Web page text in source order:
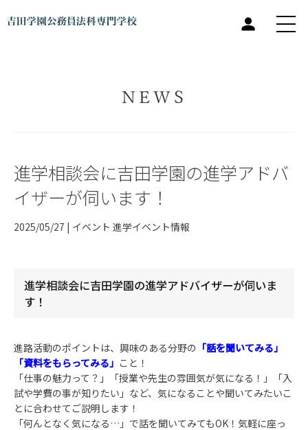
NEWS
進学相談会に吉田学園の進学アドバ
イザーが伺います！
2025/05/27 | イベント 進学イベント情報
進学相談会に吉田学園の進学アドバイザーが伺いま
す！
進路活動のポイントは、興味のある分野の 「話を聞いてみる」
「資料をもらってみる」 こと！
「仕事の魅力って？」「授業や先生の雰囲気が気になる！」「入
試や学費の事が知りたい」など、気になることや聞いてみたいこ
とに合わせてご説明します！
「何んとなく気になる…」で話を聞いてみてもOK！気軽に座っ